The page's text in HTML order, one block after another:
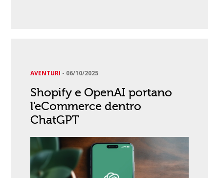
AVENTURI - 06/10/2025
Shopify e OpenAI portano
l’eCommerce dentro
ChatGPT